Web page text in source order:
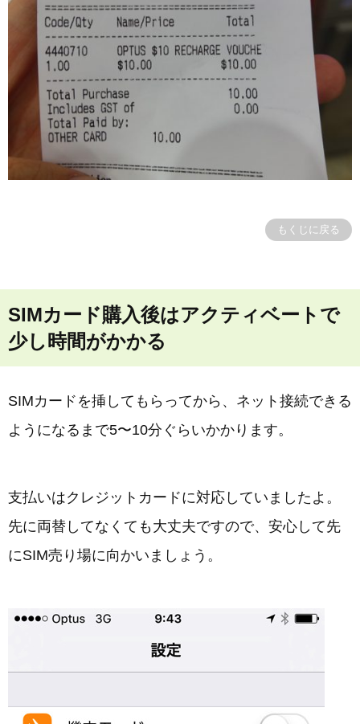
もくじに戻る
SIMカード購入後はアクティベートで
少し時間がかかる
SIMカードを挿してもらってから、ネット接続できる
ようになるまで5〜10分ぐらいかかります。
支払いはクレジットカードに対応していましたよ。
先に両替してなくても大丈夫ですので、安心して先
にSIM売り場に向かいましょう。